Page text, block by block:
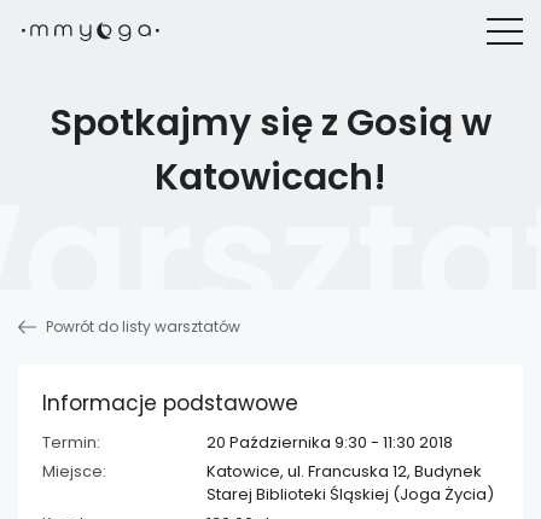
Spotkajmy się z Gosią w
Katowicach!
Powrót do listy warsztatów
Informacje podstawowe
Termin:
20 Października 9:30 - 11:30 2018
Miejsce:
Katowice, ul. Francuska 12, Budynek
Starej Biblioteki Śląskiej (Joga Życia)